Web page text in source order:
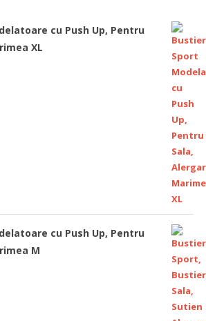
cu Push Up, Pentru
XL
cu Push Up, Pentru
M